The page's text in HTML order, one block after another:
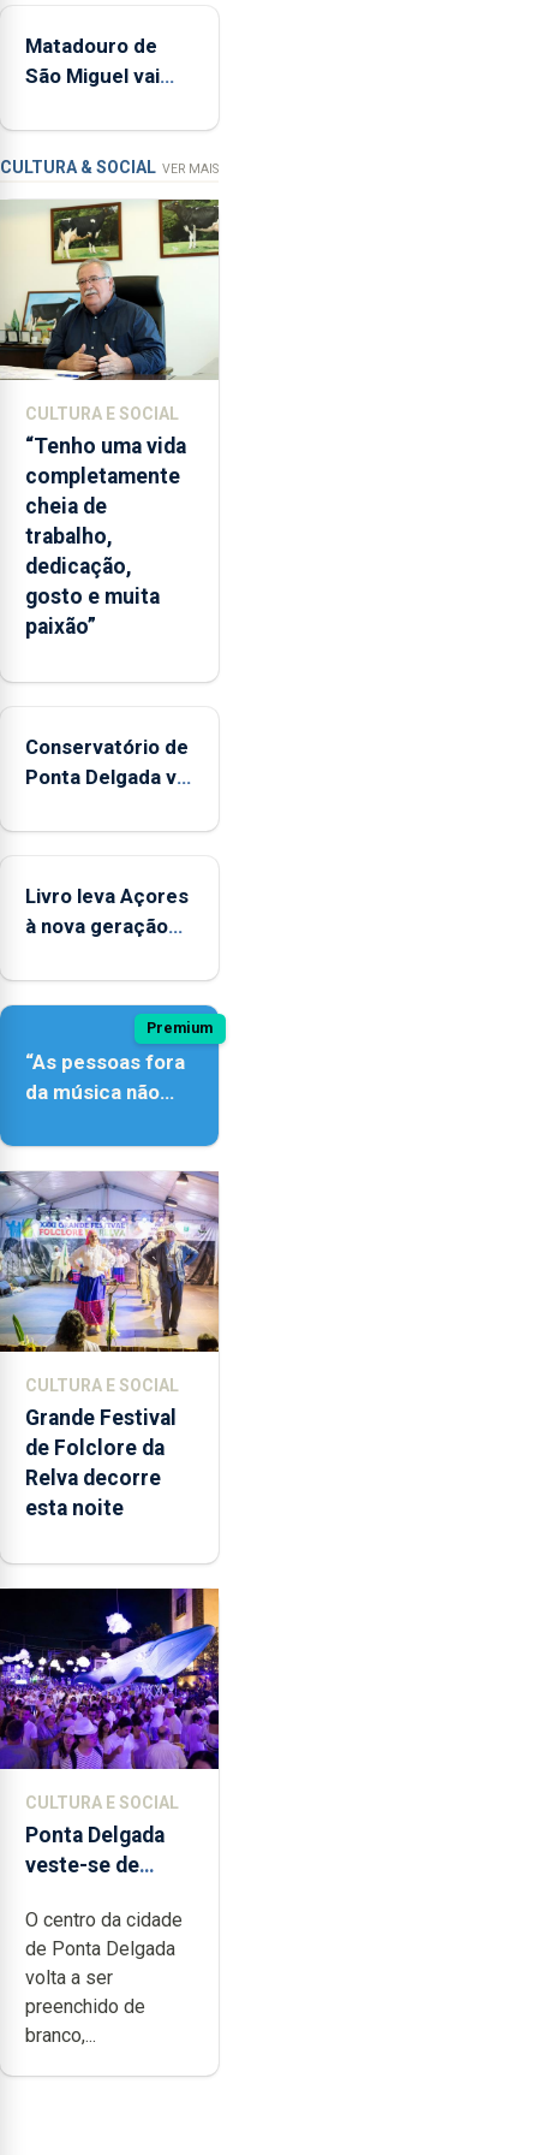
permitindo
reforçar
condições
de
ensino
instituição
Matadouro de
São Miguel vai
requalificação
CULTURA & SOCIAL VER MAIS
CULTURA E SOCIAL
“Tenho uma vida
completamente
cheia de
trabalho,
dedicação,
gosto e muita
paixão”
Conservatório de
Ponta Delgada vai
novos
Livro leva Açores
à nova geração
Premium
“As pessoas fora
da música não
quão difícil é
produzir uma
música”
CULTURA E SOCIAL
Grande Festival
de Folclore da
Relva decorre
esta noite
CULTURA E SOCIAL
Ponta Delgada
veste-se de
O centro da cidade
de Ponta Delgada
volta a ser
preenchido de
branco,...